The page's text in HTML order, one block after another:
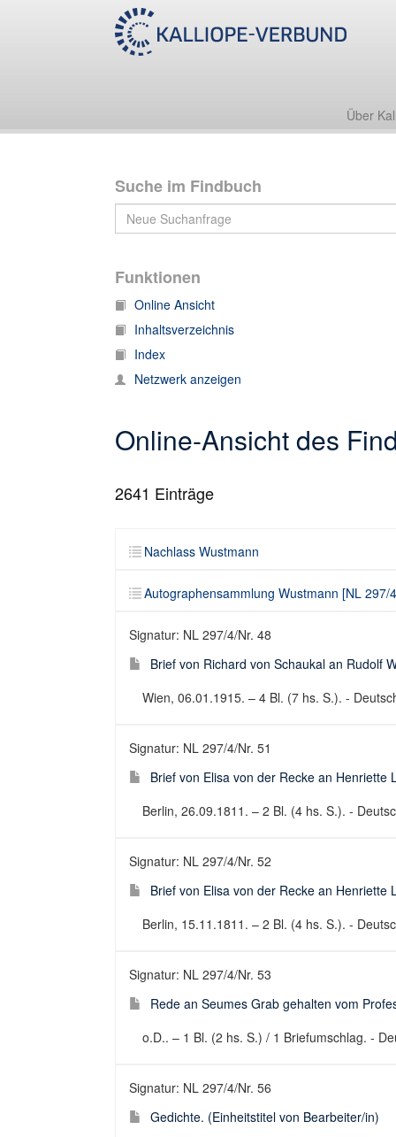
Über
Suche im Findbuch
Funktionen
Online Ansicht
Inhaltsverzeichnis
Index
Netzwerk anzeigen
Online-Ansicht des
2641 Einträge
Nachlass Wustmann
Autographensammlung Wustmann [NL 297/4]
Nachlass Wustmann
Autographensammlung Wustmann [NL 297/
Signatur: NL 297/4/Nr. 48
Brief von Richard von Schaukal an Rudolf
Wien, 06.01.1915. – 4 Bl. (7 hs. S.). -
Signatur: NL 297/4/Nr. 51
Brief von Elisa von der Recke an Henriette
Berlin, 26.09.1811. – 2 Bl. (4 hs. S.). -
Signatur: NL 297/4/Nr. 52
Brief von Elisa von der Recke an Henriette
Berlin, 15.11.1811. – 2 Bl. (4 hs. S.). -
Signatur: NL 297/4/Nr. 53
Rede an Seumes Grab gehalten vom
o.D.. – 1 Bl. (2 hs. S.) / 1 Briefumschlag. -
Signatur: NL 297/4/Nr. 56
Gedichte. (Einheitstitel von Bearbeiter/in)